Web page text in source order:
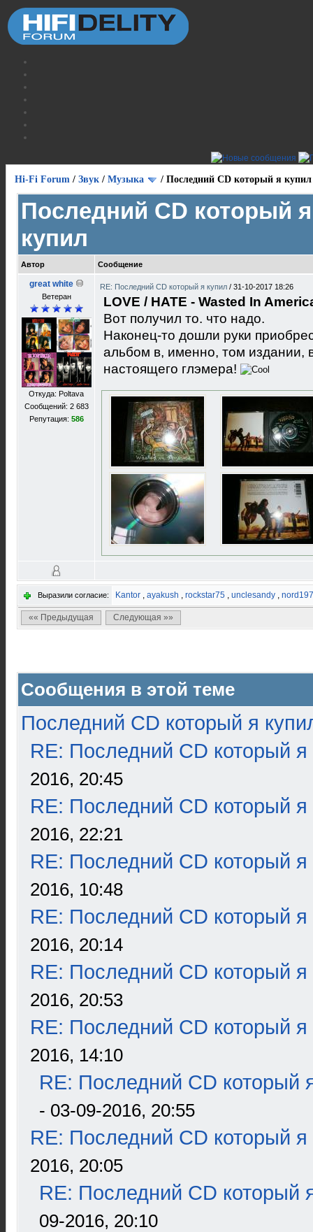
Hi-Fi Forum / Звук / Музыка / Последний CD который я купил
Последний CD который я
купил
Автор Сообщение
great white
Ветеран
Откуда: Poltava
Сообщений: 2 683
Репутация: 586
RE: Последний CD который я купил / 31-10-2017 18:26
LOVE / HATE - Wasted In
Вот получил то. что надо.
Наконец-то дошли руки
альбом в, именно, том издании,
настоящего глэмера!
Выразили согласие: Kantor , ayakush , rockstar75 , unclesandy ,
«« Предыдущая Следующая »»
Сообщения в этой теме
Последний CD который я
RE: Последний CD который я
2016, 20:45
RE: Последний CD который я
2016, 22:21
RE: Последний CD который я
2016, 10:48
RE: Последний CD который я
2016, 20:14
RE: Последний CD который я
2016, 20:53
RE: Последний CD который я
2016, 14:10
RE: Последний CD который
- 03-09-2016, 20:55
RE: Последний CD который я
2016, 20:05
RE: Последний CD который
09-2016, 20:10